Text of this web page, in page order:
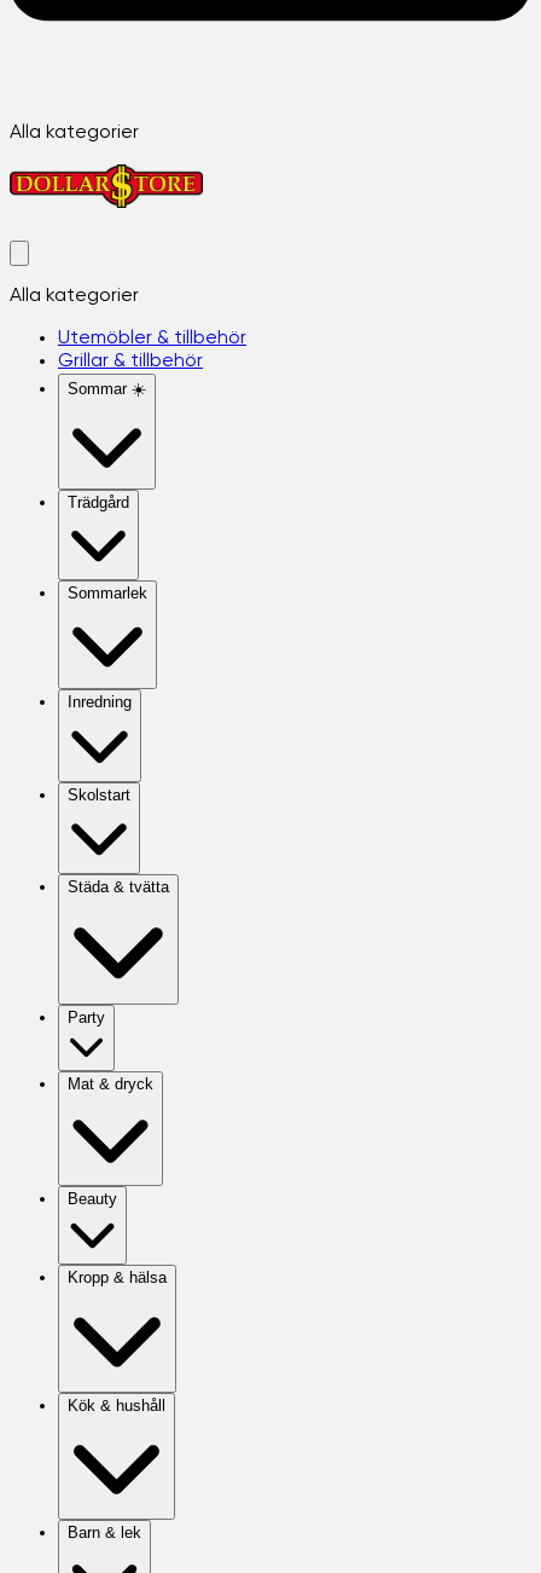
Alla kategorier
Alla kategorier
Utemöbler & tillbehör
Grillar & tillbehör
Sommar ☀️
Trädgård
Sommarlek
Inredning
Skolstart
Städa & tvätta
Party
Mat & dryck
Beauty
Kropp & hälsa
Kök & hushåll
Barn & lek